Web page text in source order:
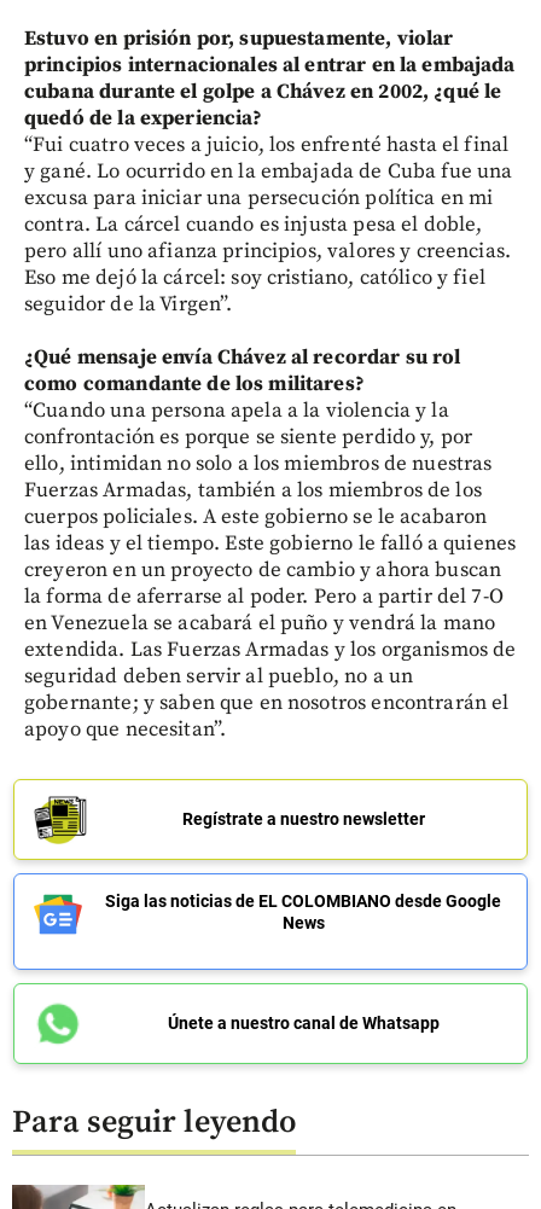
Estuvo en prisión por, supuestamente, violar
principios internacionales al entrar en la embajada
cubana durante el golpe a Chávez en 2002, ¿qué le
quedó de la experiencia?
“Fui cuatro veces a juicio, los enfrenté hasta el final
y gané. Lo ocurrido en la embajada de Cuba fue una
excusa para iniciar una persecución política en mi
contra. La cárcel cuando es injusta pesa el doble,
pero allí uno afianza principios, valores y creencias.
Eso me dejó la cárcel: soy cristiano, católico y fiel
seguidor de la Virgen”.
¿Qué mensaje envía Chávez al recordar su rol
como comandante de los militares?
“Cuando una persona apela a la violencia y la
confrontación es porque se siente perdido y, por
ello, intimidan no solo a los miembros de nuestras
Fuerzas Armadas, también a los miembros de los
cuerpos policiales. A este gobierno se le acabaron
las ideas y el tiempo. Este gobierno le falló a quienes
creyeron en un proyecto de cambio y ahora buscan
la forma de aferrarse al poder. Pero a partir del 7-O
en Venezuela se acabará el puño y vendrá la mano
extendida. Las Fuerzas Armadas y los organismos de
seguridad deben servir al pueblo, no a un
gobernante; y saben que en nosotros encontrarán el
apoyo que necesitan”.
Regístrate a nuestro newsletter
Siga las noticias de EL COLOMBIANO desde Google
News
Únete a nuestro canal de Whatsapp
Para seguir leyendo